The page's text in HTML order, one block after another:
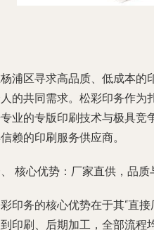
浦区寻求高品质、低成本的
的共同需求。松彩印务作为
业的专版印刷技术与极具竞
赖的印刷服务供应商。
核心优势：厂家直供，品
印务的核心优势在于其“直
印刷、后期加工，全部流程